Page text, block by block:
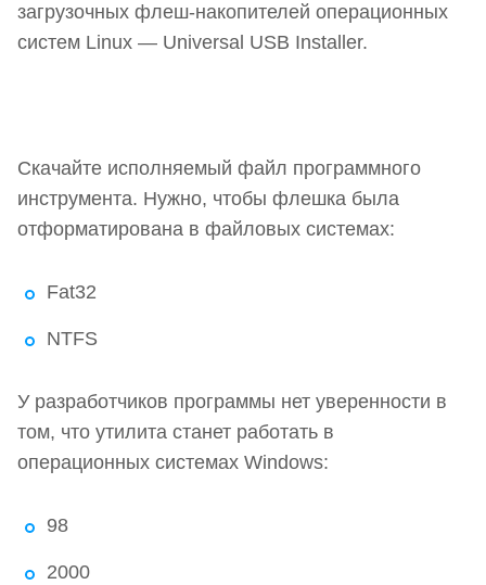
загрузочных флеш-накопителей операционных
систем Linux — Universal USB Installer.
Скачайте исполняемый файл программного
инструмента. Нужно, чтобы флешка была
отформатирована в файловых системах:
Fat32
NTFS
У разработчиков программы нет уверенности в
том, что утилита станет работать в
операционных системах Windows:
98
2000